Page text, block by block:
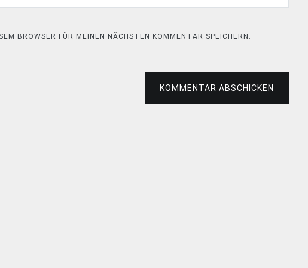
BROWSER FÜR MEINEN NÄCHSTEN KOMMENTAR SPEICHERN.
KOMMENTAR ABSCHICKEN